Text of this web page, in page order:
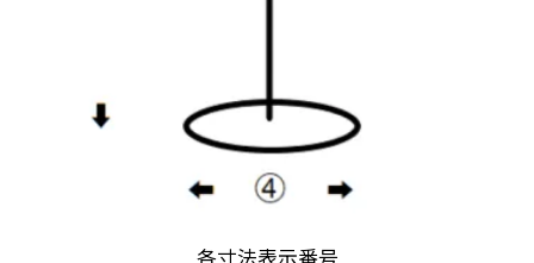
各寸法表示番号